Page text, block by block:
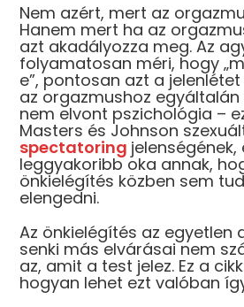
Nem azért, mert az
Hanem mert ha az
azt akadályozza meg. Az
folyamatosan méri, hogy
e”, pontosan azt a
az orgazmushoz egyáltalán
nem elvont pszichológia –
Masters és Johnson
spectatoring jelenségének,
leggyakoribb oka annak,
önkielégítés közben sem
elengedni.
Az önkielégítés az egyetlen
senki más elvárásai nem
az, amit a test jelez. Ez a
hogyan lehet ezt valóban